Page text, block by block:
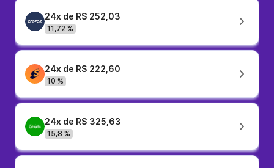
24x de R$ 252,03
11,72 %
24x de R$ 222,60
10 %
24x de R$ 325,63
15,8 %